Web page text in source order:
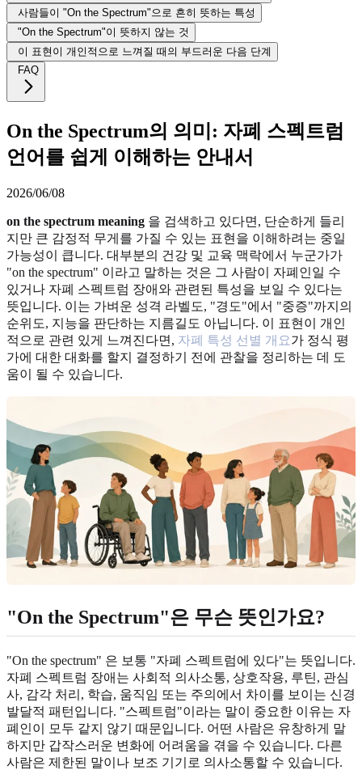
사람들이 "On the Spectrum"으로 흔히 뜻하는 특성
"On the Spectrum"이 뜻하지 않는 것
이 표현이 개인적으로 느껴질 때의 부드러운 다음 단계
FAQ
On the Spectrum의 의미: 자폐 스펙트럼
언어를 쉽게 이해하는 안내서
2026/06/08
on the spectrum meaning 을 검색하고 있다면, 단순하게 들리
지만 큰 감정적 무게를 가질 수 있는 표현을 이해하려는 중일
가능성이 큽니다. 대부분의 건강 및 교육 맥락에서 누군가가
"on the spectrum" 이라고 말하는 것은 그 사람이 자폐인일 수
있거나 자폐 스펙트럼 장애와 관련된 특성을 보일 수 있다는
뜻입니다. 이는 가벼운 성격 라벨도, "경도"에서 "중증"까지의
순위도, 지능을 판단하는 지름길도 아닙니다. 이 표현이 개인
적으로 관련 있게 느껴진다면, 자폐 특성 선별 개요가 정식 평
가에 대한 대화를 할지 결정하기 전에 관찰을 정리하는 데 도
움이 될 수 있습니다.
"On the Spectrum"은 무슨 뜻인가요?
"On the spectrum" 은 보통 "자폐 스펙트럼에 있다"는 뜻입니다.
자폐 스펙트럼 장애는 사회적 의사소통, 상호작용, 루틴, 관심
사, 감각 처리, 학습, 움직임 또는 주의에서 차이를 보이는 신경
발달적 패턴입니다. "스펙트럼"이라는 말이 중요한 이유는 자
폐인이 모두 같지 않기 때문입니다. 어떤 사람은 유창하게 말
하지만 갑작스러운 변화에 어려움을 겪을 수 있습니다. 다른
사람은 제한된 말이나 보조 기기로 의사소통할 수 있습니다.